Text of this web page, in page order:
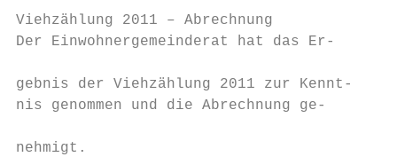
Viehzählung 2011 – Abrechnung
Der Einwohnergemeinderat hat das
gebnis der Viehzählung 2011 zur Kennt-
nis genommen und die Abrechnung
nehmigt.